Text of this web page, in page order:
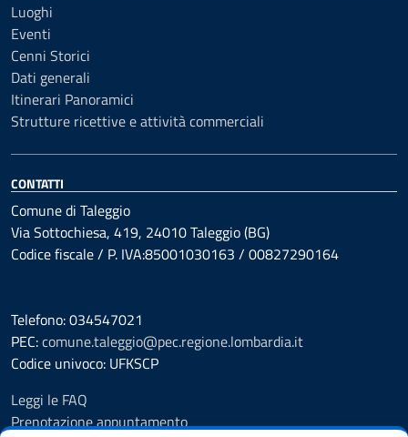
Luoghi
Eventi
Cenni Storici
Dati generali
Itinerari Panoramici
Strutture ricettive e attività commerciali
CONTATTI
Comune di Taleggio
Via Sottochiesa, 419, 24010 Taleggio (BG)
Codice fiscale / P. IVA:85001030163 / 00827290164
Telefono: 034547021
PEC:comune.taleggio@pec.regione.lombardia.it
Codice univoco: UFKSCP
Leggi le FAQ
Prenotazione appuntamento